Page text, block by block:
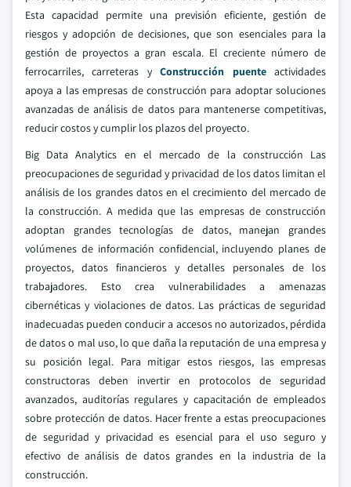
Esta capacidad permite una previsión eficiente, gestión de
riesgos y adopción de decisiones, que son esenciales para la
gestión de proyectos a gran escala. El creciente número de
ferrocarriles, carreteras yConstrucción puenteactividades
apoya a las empresas de construcción para adoptar soluciones
avanzadas de análisis de datos para mantenerse competitivas,
reducir costos y cumplir los plazos del proyecto.
Big Data Analytics en el mercado de la construcción Las
preocupaciones de seguridad y privacidad de los datos limitan el
análisis de los grandes datos en el crecimiento del mercado de
la construcción. A medida que las empresas de construcción
adoptan grandes tecnologías de datos, manejan grandes
volúmenes de información confidencial, incluyendo planes de
proyectos, datos financieros y detalles personales de los
trabajadores. Esto crea vulnerabilidades a amenazas
cibernéticas y violaciones de datos. Las prácticas de seguridad
inadecuadas pueden conducir a accesos no autorizados, pérdida
de datos o mal uso, lo que daña la reputación de una empresa y
su posición legal. Para mitigar estos riesgos, las empresas
constructoras deben invertir en protocolos de seguridad
avanzados, auditorías regulares y capacitación de empleados
sobre protección de datos. Hacer frente a estas preocupaciones
de seguridad y privacidad es esencial para el uso seguro y
efectivo de análisis de datos grandes en la industria de la
construcción.